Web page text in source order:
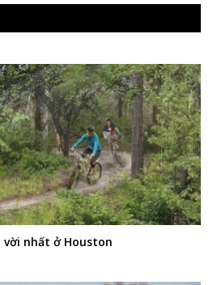
nhất ở Houston